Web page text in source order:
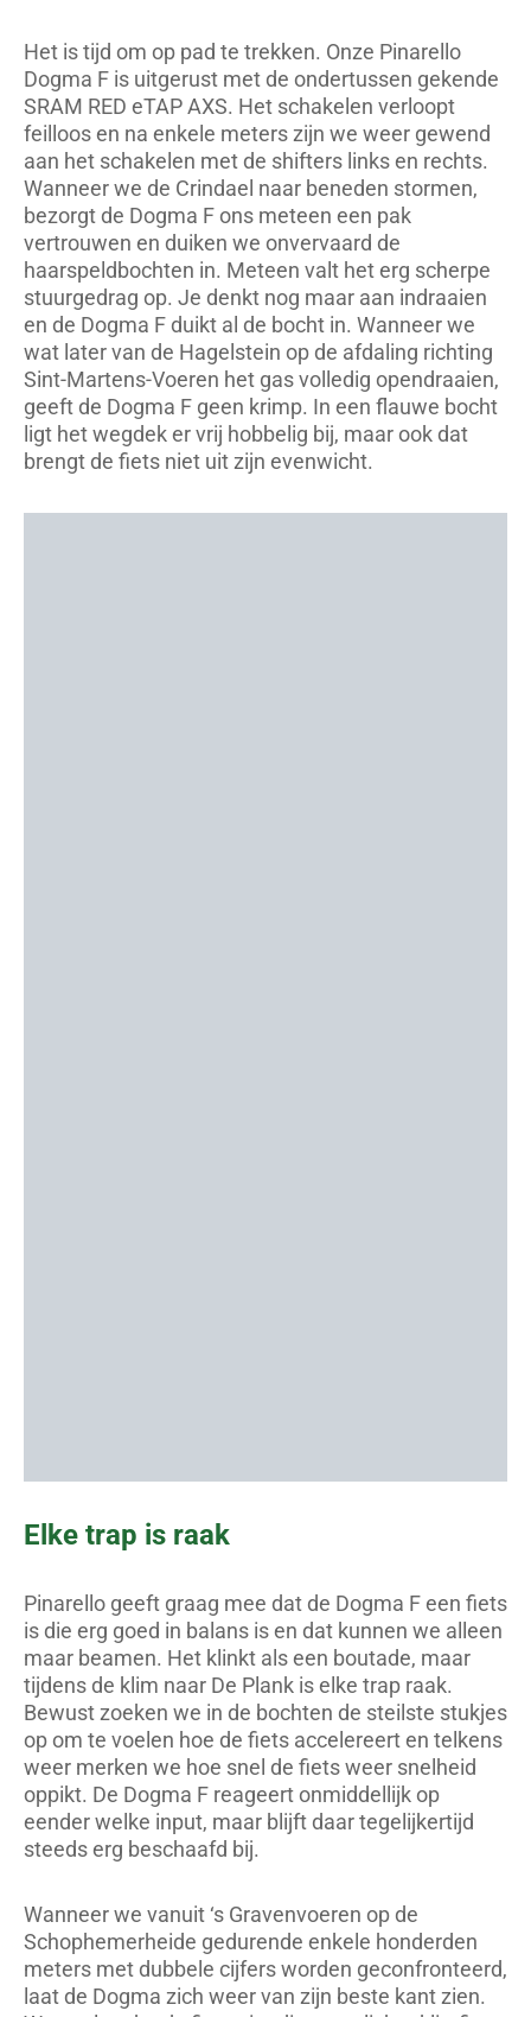
Het is tijd om op pad te trekken. Onze Pinarello
Dogma F is uitgerust met de ondertussen gekende
SRAM RED eTAP AXS. Het schakelen verloopt
feilloos en na enkele meters zijn we weer gewend
aan het schakelen met de shifters links en rechts.
Wanneer we de Crindael naar beneden stormen,
bezorgt de Dogma F ons meteen een pak
vertrouwen en duiken we onvervaard de
haarspeldbochten in. Meteen valt het erg scherpe
stuurgedrag op. Je denkt nog maar aan indraaien
en de Dogma F duikt al de bocht in. Wanneer we
wat later van de Hagelstein op de afdaling richting
Sint-Martens-Voeren het gas volledig opendraaien,
geeft de Dogma F geen krimp. In een flauwe bocht
ligt het wegdek er vrij hobbelig bij, maar ook dat
brengt de fiets niet uit zijn evenwicht.
Elke trap is raak
Pinarello geeft graag mee dat de Dogma F een fiets
is die erg goed in balans is en dat kunnen we alleen
maar beamen. Het klinkt als een boutade, maar
tijdens de klim naar De Plank is elke trap raak.
Bewust zoeken we in de bochten de steilste stukjes
op om te voelen hoe de fiets accelereert en telkens
weer merken we hoe snel de fiets weer snelheid
oppikt. De Dogma F reageert onmiddellijk op
eender welke input, maar blijft daar tegelijkertijd
steeds erg beschaafd bij.
Wanneer we vanuit ‘s Gravenvoeren op de
Schophemerheide gedurende enkele honderden
meters met dubbele cijfers worden geconfronteerd,
laat de Dogma zich weer van zijn beste kant zien.